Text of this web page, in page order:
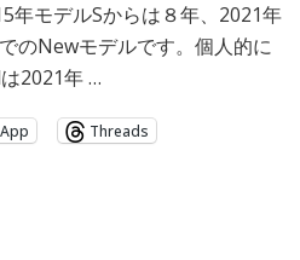
年モデルSからは８年、2021年
のNewモデルです。個人的に
2021年 …
Threads